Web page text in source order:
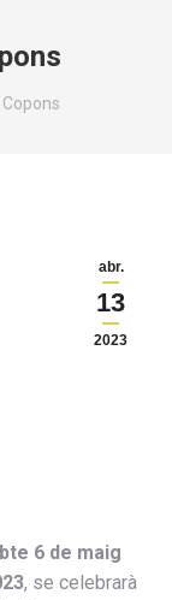
abr.
13
2023
6 de maig
, se celebrarà